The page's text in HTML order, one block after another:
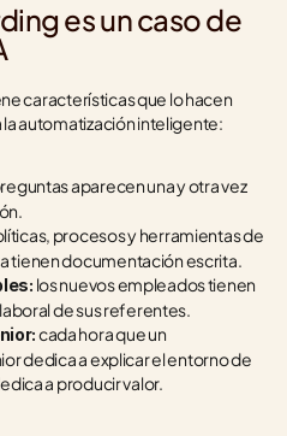
es un caso de
características que lo hacen
automatización inteligente:
aparecen una y otra vez
procesos y herramientas de
tienen documentación escrita.
los nuevos empleados tienen
de sus referentes.
cada hora que un
dedica a explicar el entorno de
a producir valor.